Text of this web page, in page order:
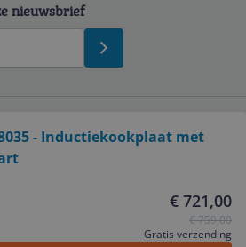
- Inductiekookplaat met
€ 721,00
€ 759,00
Gratis verzending
nieuwsbrief